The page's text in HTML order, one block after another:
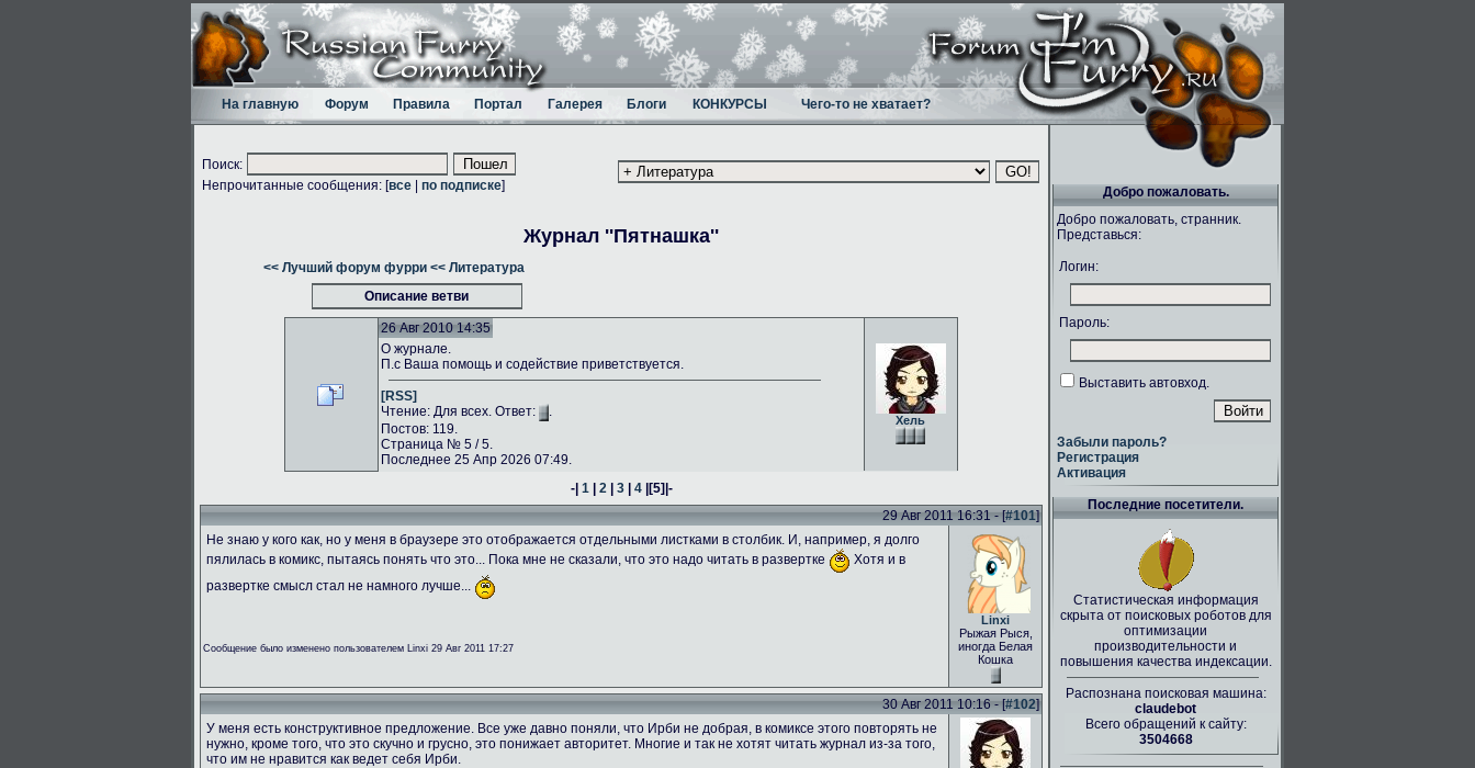
На главную Форум Правила Портал Галерея Блоги КОНКУРСЫ Чего-то не хватает?
Поиск:
Непрочитанные сообщения: [все по подписке]
Журнал ''Пятнашка''
<< Лучший форум фурри << Литература
Описание ветви
26 Авг 2010 14:35
Хель
О журнале.
П.с Ваша помощь и содействие приветствуется.
[RSS]
Чтение: Для всех. Ответ:
.
Постов: 119.
Страница № 5 / 5.
Последнее 25 Апр 2026 07:49.
-| 1| 2| 3| 4|[5]|-
29 Авг 2011 16:31 - [#101]
Не знаю у кого как, но у меня в браузере это отображается отдельными листками в столбик. И, например, я долго
пялилась в комикс, пытаясь понять что это... Пока мне не сказали, что это надо читать в развертке
Хотя и в
развертке смысл стал не намного лучше...
Сообщение было изменено пользователем Linxi 29 Авг 2011 17:27
Linxi
Рыжая Рыся,
иногда Белая
Кошка
30 Авг 2011 10:16 - [#102]
У меня есть конструктивное предложение. Все уже давно поняли, что Ирби не добрая, в комиксе этого повторять не
нужно, кроме того, что это скучно и грусно, это понижает авторитет. Многие и так не хотят читать журнал из-за того,
что им не нравится как ведет себя Ирби.
Добро пожаловать.
Добро пожаловать, странник.
Представься:
Логин:
Пароль:
Выставить автовход.
Забыли пароль?
Регистрация
Активация
Последние посетители.
Статистическая информация
скрыта от поисковых роботов для
оптимизации
производительности и
повышения качества индексации.
Распознана поисковая машина:
claudebot
Всего обращений к сайту:
3504668